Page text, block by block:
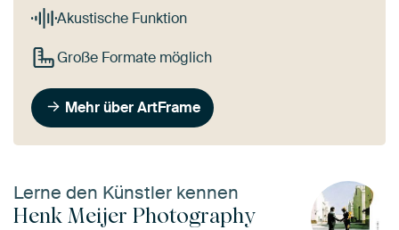
Akustische Funktion
Große Formate möglich
Mehr über ArtFrame
Lerne den Künstler kennen
Henk Meijer Photography